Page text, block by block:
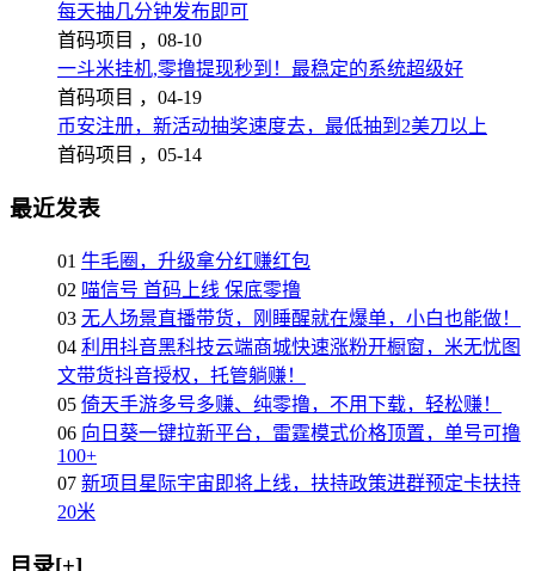
每天抽几分钟发布即可
首码项目 ， 08-10
一斗米挂机,零撸提现秒到！最稳定的系统超级好
首码项目 ， 04-19
币安注册，新活动抽奖速度去，最低抽到2美刀以上
首码项目 ， 05-14
最近发表
01 牛毛圈，升级拿分红赚红包
02 喵信号 首码上线 保底零撸
03 无人场景直播带货，刚睡醒就在爆单，小白也能做！
04 利用抖音黑科技云端商城快速涨粉开橱窗，米无忧图
文带货抖音授权，托管躺赚！
05 倚天手游多号多赚、纯零撸，不用下载，轻松赚！
06 向日葵一键拉新平台，雷霆模式价格顶置，单号可撸
100+
07 新项目星际宇宙即将上线，扶持政策进群预定卡扶持
20米
目录[+]